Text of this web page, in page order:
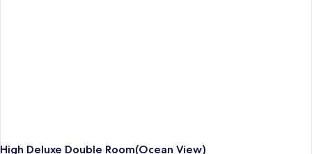
High Deluxe Double Room(Ocean View)